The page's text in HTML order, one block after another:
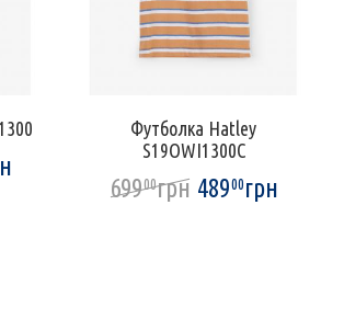
Футболка Hatley
S19OWI1300C
69900грн 48900грн